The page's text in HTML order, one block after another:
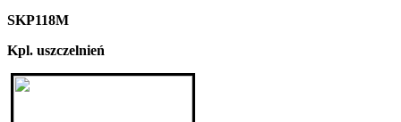
SKP118M
Kpl. uszczelnień